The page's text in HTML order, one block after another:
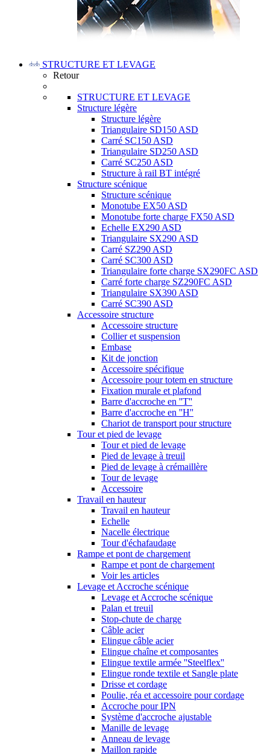
STRUCTURE ET LEVAGE
Retour
STRUCTURE ET LEVAGE
Structure légère
Structure légère
Triangulaire SD150 ASD
Carré SC150 ASD
Triangulaire SD250 ASD
Carré SC250 ASD
Structure à rail BT intégré
Structure scénique
Structure scénique
Monotube EX50 ASD
Monotube forte charge FX50 ASD
Echelle EX290 ASD
Triangulaire SX290 ASD
Carré SZ290 ASD
Carré SC300 ASD
Triangulaire forte charge SX290FC ASD
Carré forte charge SZ290FC ASD
Triangulaire SX390 ASD
Carré SC390 ASD
Accessoire structure
Accessoire structure
Collier et suspension
Embase
Kit de jonction
Accessoire spécifique
Accessoire pour totem en structure
Fixation murale et plafond
Barre d'accroche en ''T''
Barre d'accroche en ''H''
Chariot de transport pour structure
Tour et pied de levage
Tour et pied de levage
Pied de levage à treuil
Pied de levage à crémaillère
Tour de levage
Accessoire
Travail en hauteur
Travail en hauteur
Echelle
Nacelle électrique
Tour d'échafaudage
Rampe et pont de chargement
Rampe et pont de chargement
Voir les articles
Levage et Accroche scénique
Levage et Accroche scénique
Palan et treuil
Stop-chute de charge
Câble acier
Elingue câble acier
Elingue chaîne et composantes
Elingue textile armée ''Steelflex''
Elingue ronde textile et Sangle plate
Drisse et cordage
Poulie, réa et accessoire pour cordage
Accroche pour IPN
Système d'accroche ajustable
Manille de levage
Anneau de levage
Maillon rapide